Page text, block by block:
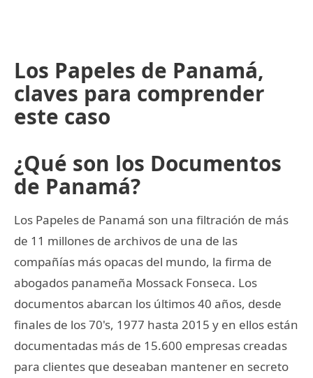
Los Papeles de Panamá,
claves para comprender
este caso
¿Qué son los Documentos
de Panamá?
Los Papeles de Panamá son una filtración de más
de 11 millones de archivos de una de las
compañías más opacas del mundo, la firma de
abogados panameña Mossack Fonseca. Los
documentos abarcan los últimos 40 años, desde
finales de los 70's, 1977 hasta 2015 y en ellos están
documentadas más de 15.600 empresas creadas
para clientes que deseaban mantener en secreto